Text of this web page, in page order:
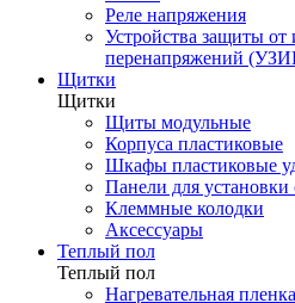
Реле напряжения
Устройства защиты
перенапряжений
Щитки
Щитки
Щиты модульные
Корпуса пластиковые
Шкафы пластиковые
Панели для установки
Клеммные колодки
Аксессуары
Теплый пол
Теплый пол
Нагревательная пленка